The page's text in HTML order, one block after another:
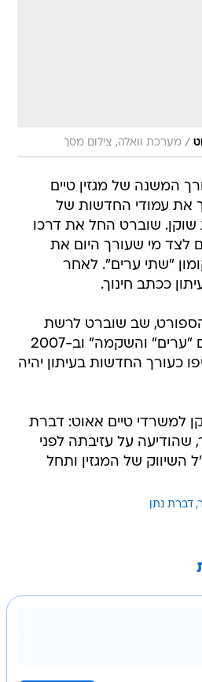
/ מערכת וואלה, צילום מסך
המשנה של מגזין טיים
27, עורך את עמודי החדשות של
שוקן. שוברט החל את דרכו
לצד מי שעורך היום את
"שתי ערים". לאחר
ככתב חינוך.
שב שוברט לרשת
שוקן כעורך המקומונים "ערים" והשקמה" וב-2007
כעורך החדשות בעיתון יהיה
למשרדי טיים אאוט: דברת
שהודיעה על עזיבתה לפני
השיווק של המגזין ותחל
דברת נתן